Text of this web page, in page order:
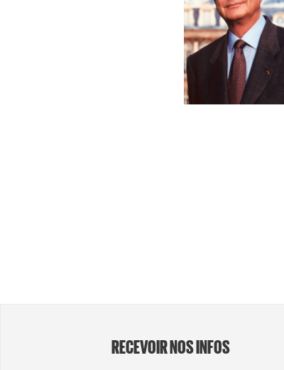
RECEVOIR NOS INFOS